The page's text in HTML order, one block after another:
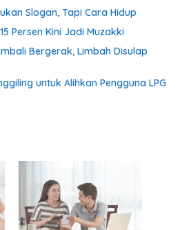
Slogan, Tapi Cara Hidup
Persen Kini Jadi Muzakki
Bergerak, Limbah Disulap
untuk Alihkan Pengguna LPG